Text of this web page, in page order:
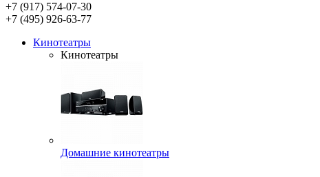
+7 (917) 574-07-30
+7 (495) 926-63-77
Кинотеатры
Кинотеатры
Домашние кинотеатры